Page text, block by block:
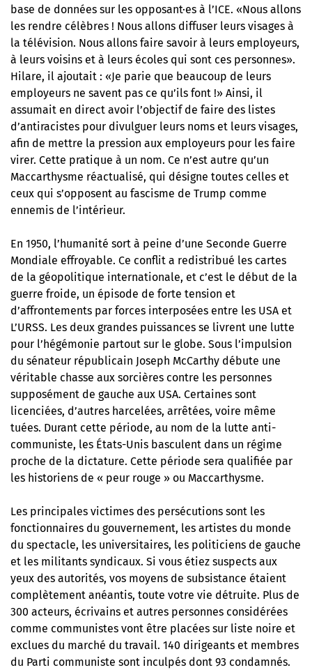
base de données sur les opposant·es à l’ICE. «Nous allons
les rendre célèbres ! Nous allons diffuser leurs visages à
la télévision. Nous allons faire savoir à leurs employeurs,
à leurs voisins et à leurs écoles qui sont ces personnes».
Hilare, il ajoutait : «Je parie que beaucoup de leurs
employeurs ne savent pas ce qu’ils font !» Ainsi, il
assumait en direct avoir l’objectif de faire des listes
d’antiracistes pour divulguer leurs noms et leurs visages,
afin de mettre la pression aux employeurs pour les faire
virer. Cette pratique à un nom. Ce n’est autre qu’un
Maccarthysme réactualisé, qui désigne toutes celles et
ceux qui s’opposent au fascisme de Trump comme
ennemis de l’intérieur.
En 1950, l’humanité sort à peine d’une Seconde Guerre
Mondiale effroyable. Ce conflit a redistribué les cartes
de la géopolitique internationale, et c’est le début de la
guerre froide, un épisode de forte tension et
d’affrontements par forces interposées entre les USA et
L’URSS. Les deux grandes puissances se livrent une lutte
pour l’hégémonie partout sur le globe. Sous l’impulsion
du sénateur républicain Joseph McCarthy débute une
véritable chasse aux sorcières contre les personnes
supposément de gauche aux USA. Certaines sont
licenciées, d’autres harcelées, arrêtées, voire même
tuées. Durant cette période, au nom de la lutte anti-
communiste, les États-Unis basculent dans un régime
proche de la dictature. Cette période sera qualifiée par
les historiens de « peur rouge » ou Maccarthysme.
Les principales victimes des persécutions sont les
fonctionnaires du gouvernement, les artistes du monde
du spectacle, les universitaires, les politiciens de gauche
et les militants syndicaux. Si vous étiez suspects aux
yeux des autorités, vos moyens de subsistance étaient
complètement anéantis, toute votre vie détruite. Plus de
300 acteurs, écrivains et autres personnes considérées
comme communistes vont être placées sur liste noire et
exclues du marché du travail. 140 dirigeants et membres
du Parti communiste sont inculpés dont 93 condamnés.